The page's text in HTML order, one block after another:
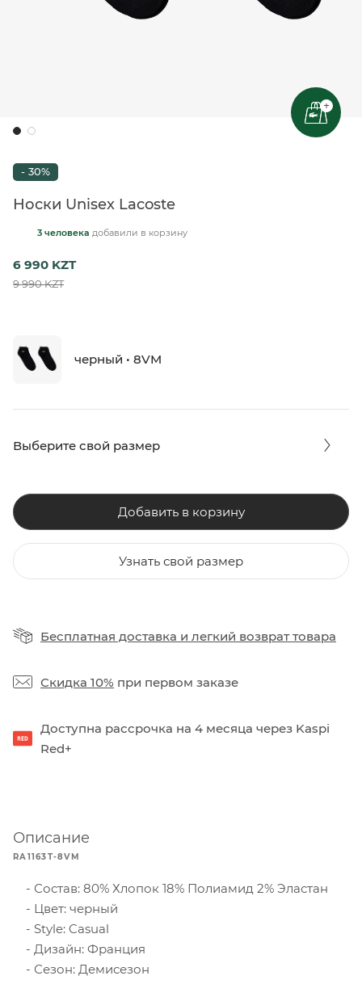
+
- 30%
Носки Unisex Lacoste
3 человека добавили в корзину
6 990 KZT
9 990 KZT
черный • 8VM
Выберите свой размер
Добавить в корзину
Узнать свой размер
Бесплатная доставка и легкий возврат товара
Скидка 10% при первом заказе
Доступна рассрочка на 4 месяца через Kaspi
Red+
Описание
RA1163T-8VM
Состав: 80% Хлопок 18% Полиамид 2% Эластан
Цвет: черный
Style: Casual
Дизайн: Франция
Сезон: Демисезон